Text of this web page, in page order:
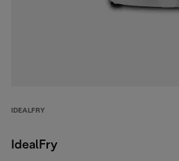
IDEALFRY
IdealFry